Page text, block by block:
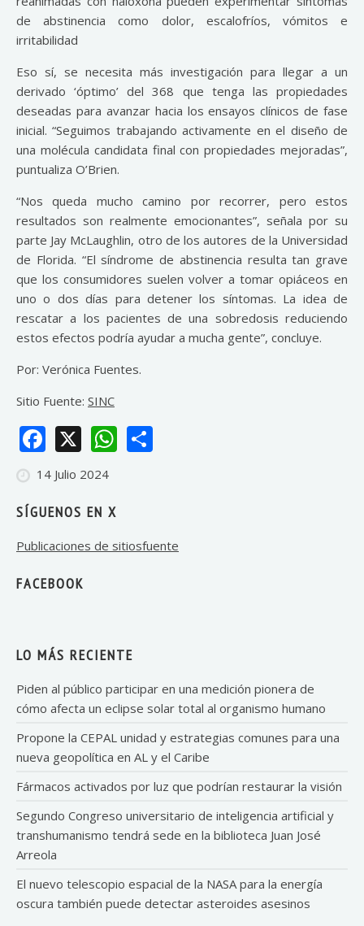
de abstinencia como dolor, escalofríos, vómitos e
irritabilidad
Eso sí, se necesita más investigación para llegar a un
derivado ‘óptimo’ del 368 que tenga las propiedades
deseadas para avanzar hacia los ensayos clínicos de fase
inicial. “Seguimos trabajando activamente en el diseño de
una molécula candidata final con propiedades mejoradas”,
puntualiza O’Brien.
“Nos queda mucho camino por recorrer, pero estos
resultados son realmente emocionantes”, señala por su
parte Jay McLaughlin, otro de los autores de la Universidad
de Florida. “El síndrome de abstinencia resulta tan grave
que los consumidores suelen volver a tomar opiáceos en
uno o dos días para detener los síntomas. La idea de
rescatar a los pacientes de una sobredosis reduciendo
estos efectos podría ayudar a mucha gente”, concluye.
Por: Verónica Fuentes.
Sitio Fuente: SINC
Facebook
X WhatsApp
14 Julio 2024
SÍGUENOS EN X
Publicaciones de sitiosfuente
FACEBOOK
LO MÁS RECIENTE
Piden al público participar en una medición pionera de
cómo afecta un eclipse solar total al organismo humano
Propone la CEPAL unidad y estrategias comunes para una
nueva geopolítica en AL y el Caribe
Fármacos activados por luz que podrían restaurar la visión
Segundo Congreso universitario de inteligencia artificial y
transhumanismo tendrá sede en la biblioteca Juan José
Arreola
El nuevo telescopio espacial de la NASA para la energía
oscura también puede detectar asteroides asesinos